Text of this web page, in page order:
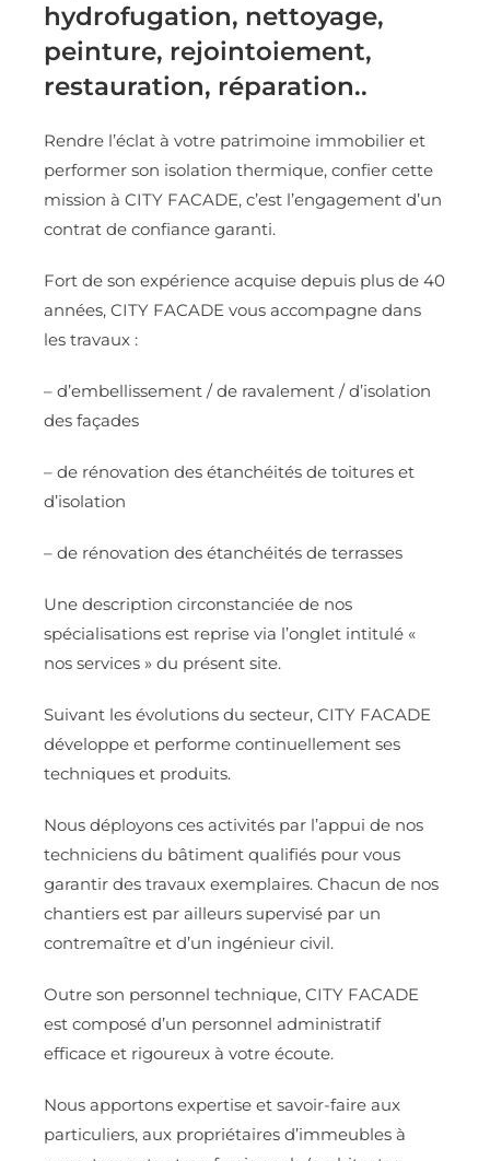
hydrofugation, nettoyage,
peinture, rejointoiement,
restauration, réparation..
Rendre l’éclat à votre patrimoine immobilier et
performer son isolation thermique, confier cette
mission à CITY FACADE, c’est l’engagement d’un
contrat de confiance garanti.
Fort de son expérience acquise depuis plus de 40
années, CITY FACADE vous accompagne dans
les travaux :
– d’embellissement / de ravalement / d’isolation
des façades
– de rénovation des étanchéités de toitures et
d’isolation
– de rénovation des étanchéités de terrasses
Une description circonstanciée de nos
spécialisations est reprise via l’onglet intitulé «
nos services » du présent site.
Suivant les évolutions du secteur, CITY FACADE
développe et performe continuellement ses
techniques et produits.
Nous déployons ces activités par l’appui de nos
techniciens du bâtiment qualifiés pour vous
garantir des travaux exemplaires. Chacun de nos
chantiers est par ailleurs supervisé par un
contremaître et d’un ingénieur civil.
Outre son personnel technique, CITY FACADE
est composé d’un personnel administratif
efficace et rigoureux à votre écoute.
Nous apportons expertise et savoir-faire aux
particuliers, aux propriétaires d’immeubles à